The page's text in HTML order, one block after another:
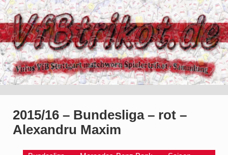
2015/16 – Bundesliga – rot –
Alexandru Maxim